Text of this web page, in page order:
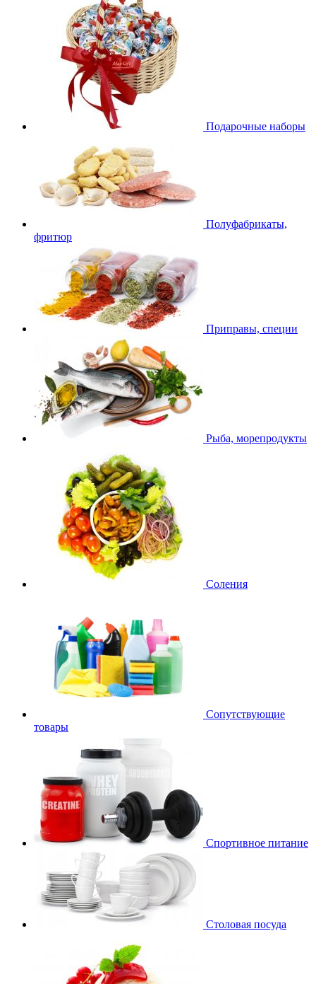
Подарочные наборы
Полуфабрикаты,
фритюр
Приправы, специи
Рыба, морепродукты
Соления
Сопутствующие
товары
Спортивное питание
Столовая посуда